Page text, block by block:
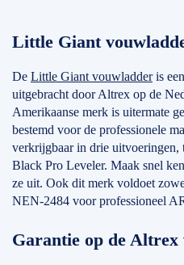
Little Giant
De Little Giant vouwladderis
uitgebracht door Altrex op de
Amerikaanse merk is uitermate
bestemd voor de professionele
verkrijgbaar in drie uitvoeringen,
Black Pro Leveler. Maak snel
ze uit. Ook dit merk voldoet
NEN-2484 voor professioneel
Garantie op de Altrex